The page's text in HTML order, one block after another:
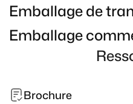
Emballage de
Emballage
Brochure